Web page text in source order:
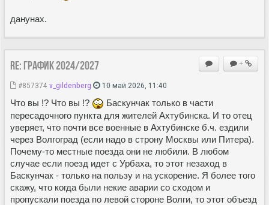
данунах.
+
Re: ГРАФИК 2024/2027
#857374 v_gildenberg 10 май 2026, 11:40
Что вы !? Что вы !?
Баскунчак только в части
пересадочного пункта для жителей Ахтубинска. И то отец
уверяет, что почти все военные в Ахтубинске б.ч. ездили
через Волгоград (если надо в строну Москвы или Питера).
Почему-то местные поезда они не любили. В любом
случае если поезд идет с Урбаха, то этот незаход в
Баскунчак - только на пользу и на ускорение. Я более того
скажу, что когда были некие аварии со сходом и
пропускали поезда по левой стороне Волги, то этот объезд